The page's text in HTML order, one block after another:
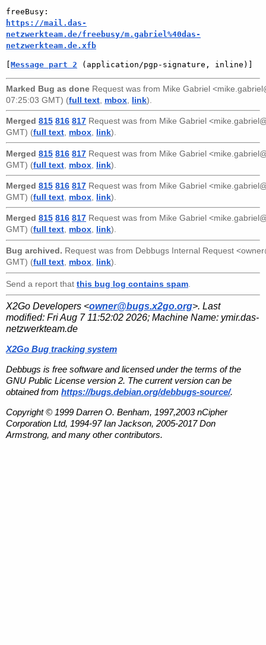
https://mail.das-
netzwerkteam.de/freebusy/m.gabriel%40das-
netzwerkteam.de.xfb
[Message part 2 (application/pgp-signature, inline)]
Marked Bug as done Request was from Mike Gabriel
07:25:03 GMT) (full text mbox link).
Merged 815 816 817 Request was from Mike Gabriel
GMT) (full text, mbox, link).
Merged 815 816 817 Request was from Mike Gabriel
GMT) (full text mbox link).
Merged 815 816 817 Request was from Mike Gabriel
GMT) (full text mbox link).
Merged 815 816 817 Request was from Mike Gabriel
GMT) (full text, mbox, link).
Bug archived. Request was from Debbugs Internal Request
GMT) (full text mbox link).
Send a report that this bug log contains spam
X2Go Developers <owner@bugs.x2go.org>. Last
modified: Fri Aug 7 11:52:02 2026; Machine Name: ymir.das-
netzwerkteam.de
X2Go Bug tracking system
Debbugs is free software and licensed under the terms of the
GNU Public License version 2. The current version can be
obtained from https://bugs.debian.org/debbugs-source/.
Copyright © 1999 Darren O. Benham, 1997,2003 nCipher
Corporation Ltd, 1994-97 Ian Jackson, 2005-2017 Don
Armstrong, and many other contributors.